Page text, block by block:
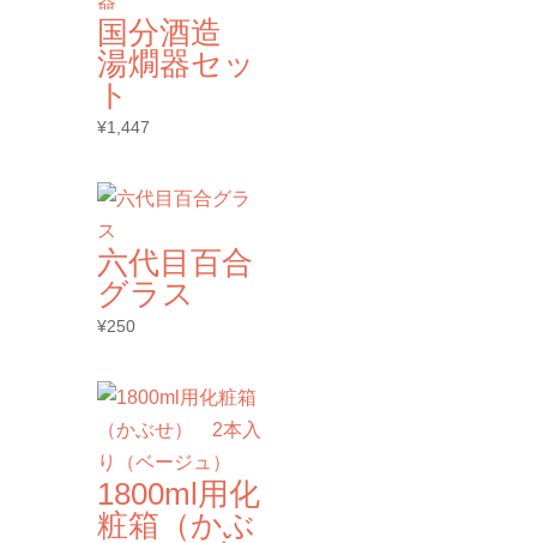
国分酒造
湯燗器セッ
ト
¥1,447
六代目百合
グラス
¥250
1800ml用化
粧箱（かぶ